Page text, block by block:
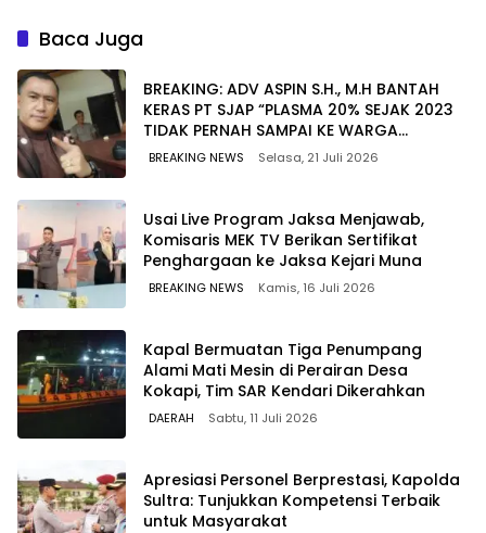
Baca Juga
BREAKING: ADV ASPIN S.H., M.H BANTAH
KERAS PT SJAP “PLASMA 20% SEJAK 2023
TIDAK PERNAH SAMPAI KE WARGA
WAWOONE!
BREAKING NEWS Selasa, 21 Juli 2026
Usai Live Program Jaksa Menjawab,
Komisaris MEK TV Berikan Sertifikat
Penghargaan ke Jaksa Kejari Muna
BREAKING NEWS Kamis, 16 Juli 2026
Kapal Bermuatan Tiga Penumpang
Alami Mati Mesin di Perairan Desa
Kokapi, Tim SAR Kendari Dikerahkan
DAERAH Sabtu, 11 Juli 2026
Apresiasi Personel Berprestasi, Kapolda
Sultra: Tunjukkan Kompetensi Terbaik
untuk Masyarakat